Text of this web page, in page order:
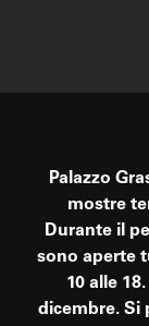
Palazzo
mostre
Durante il
sono aperte
10 alle
dicembre. Si